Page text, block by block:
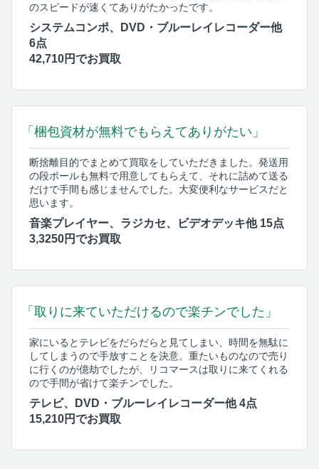
のスピードが速くてありがたかったです。
システムコンポ、DVD・ブルーレイレコーダー他
6点
42,710円でお買取
「梱包資材が無料でもらえてありがたい」
断捨離目的でまとめて買取をしていただきました。発送用
の段ボールも無料で用意してもらえて、それに詰めて送る
だけで手間も感じませんでした。大変便利なサービスだと
思います。
音楽プレイヤー、ラジカセ、ビデオデッキ他 15点
3,3250円でお買取
「取りに来ていただけるので楽チンでした」
家にいるとテレビをだらだらと見てしまい、時間を無駄に
してしまうので手放すことを決意。重たいものなので売り
に行くのが億劫でしたが、リコマースは取りに来てくれる
ので手間が省けて楽チンでした。
テレビ、DVD・ブルーレイレコーダー他 4点
15,210円でお買取